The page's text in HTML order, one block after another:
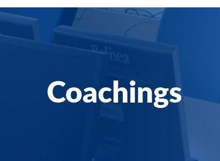
Coachings